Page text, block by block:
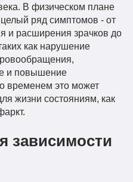
В физическом плане
ряд симптомов - от
и расширения зрачков до
как нарушение
и повышение
временем это может
жизни состояниям, как
зависимости